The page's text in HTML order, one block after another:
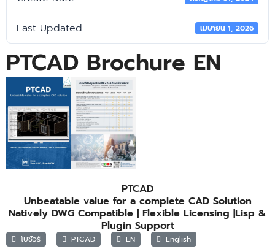
Last Updated เมษายน 1, 2026
PTCAD Brochure EN
PTCAD
Unbeatable value for a complete CAD Solution
Natively DWG Compatible | Flexible Licensing |Lisp &
Plugin Support
โบชัวร์ PTCAD EN
English